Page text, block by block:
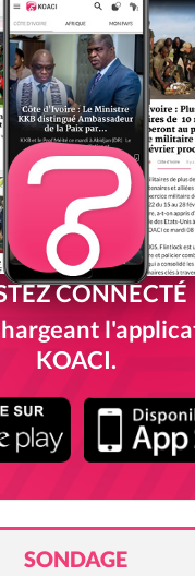
CONNECTÉ
KOACI.
SONDAGE